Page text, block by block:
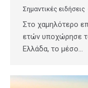
Σημαντικές ειδήσεις
Στο χαμηλότερο
ετών υποχώρησε
Ελλάδα, το μέσο…